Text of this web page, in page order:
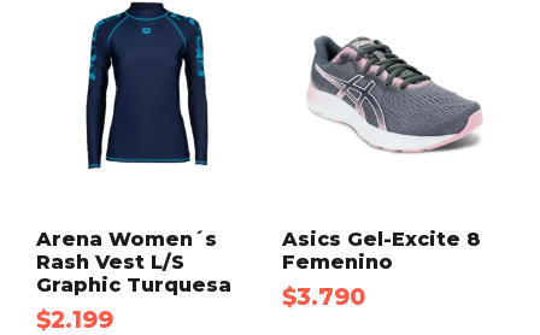
Arena Women´s
Rash Vest L/S
Graphic Turquesa
$2.199
Asics Gel-Excite 8
Femenino
$3.790